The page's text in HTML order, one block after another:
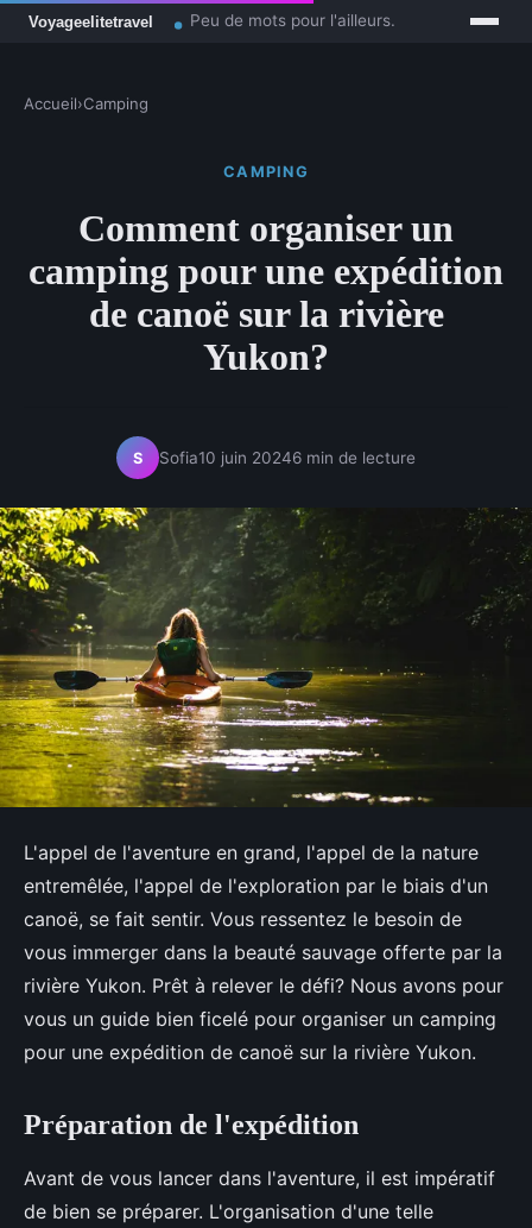
Peu de mots pour l'ailleurs.
Accueil›Camping
CAMPING
Comment organiser un
camping pour une expédition
de canoë sur la rivière
Yukon?
S Sofia10 juin 20246 min de lecture
L'appel de l'aventure en grand, l'appel de la nature
entremêlée, l'appel de l'exploration par le biais d'un
canoë, se fait sentir. Vous ressentez le besoin de
vous immerger dans la beauté sauvage offerte par la
rivière Yukon. Prêt à relever le défi? Nous avons pour
vous un guide bien ficelé pour organiser un camping
pour une expédition de canoë sur la rivière Yukon.
Préparation de l'expédition
Avant de vous lancer dans l'aventure, il est impératif
de bien se préparer. L'organisation d'une telle